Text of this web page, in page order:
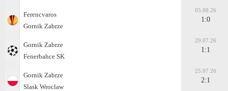
Ferencvaros
Gornik Zabrze
05.08.26
1:0
Gornik Zabrze
Fenerbahce SK
29.07.26
1:1
Gornik Zabrze
Slask Wroclaw
25.07.26
2:1